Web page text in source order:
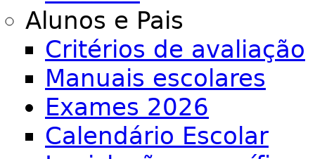
Alunos e Pais
Critérios de avaliação
Manuais escolares
Exames 2026
Calendário Escolar